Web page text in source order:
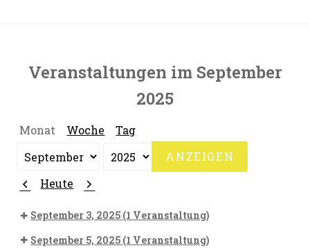
Veranstaltungen im September
2025
Monat Woche Tag
Monat
Jahr
Zurück
Heute Weiter
September 3, 2025 (1 Veranstaltung)
September 5, 2025 (1 Veranstaltung)